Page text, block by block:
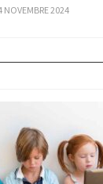
NOVEMBRE 2024